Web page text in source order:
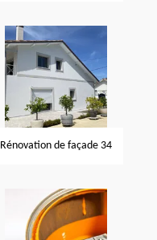
Rénovation de façade 34